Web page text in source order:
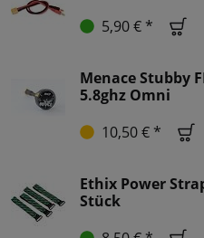
5,90 € *
Menace Stubby
5.8ghz Omni
10,50 € *
Ethix Power
Stück